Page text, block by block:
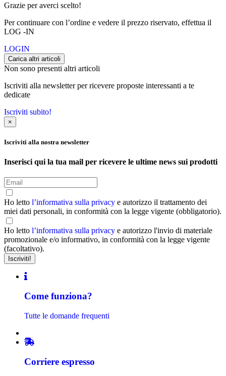
Grazie per averci scelto!
Per continuare con l’ordine e vedere il prezzo riservato, effettua il
LOG -IN
LOGIN
Carica altri articoli
Non sono presenti altri articoli
Iscriviti alla newsletter per ricevere proposte interessanti a te
dedicate
Iscriviti subito!
×
Iscriviti alla nostra newsletter
Inserisci qui la tua mail per ricevere le ultime news sui prodotti
Ho letto l’informativa sulla privacy e autorizzo il trattamento dei
miei dati personali, in conformità con la legge vigente (obbligatorio).
Ho letto l’informativa sulla privacy e autorizzo l'invio di materiale
promozionale e/o informativo, in conformità con la legge vigente
(facoltativo).
Come funziona?
Tutte le domande frequenti
Corriere espresso